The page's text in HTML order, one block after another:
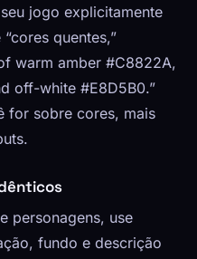
jogo explicitamente
quentes,”
warm amber #C8822A,
off-white #E8D5B0.”
for sobre cores, mais
personagens, use
fundo e descrição